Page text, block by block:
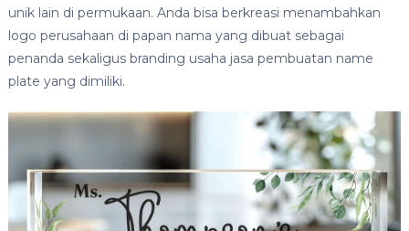
unik lain di permukaan. Anda bisa berkreasi menambahkan
logo perusahaan di papan nama yang dibuat sebagai
penanda sekaligus branding usaha jasa pembuatan name
plate yang dimiliki.